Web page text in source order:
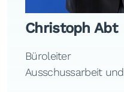
Christoph Abt
Büroleiter
Ausschussarbeit